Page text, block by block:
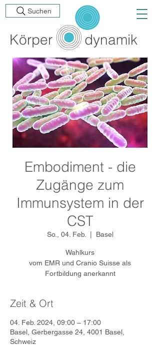
Körper dynamik
Suchen
Embodiment - die
Zugänge zum
Immunsystem in der
CST
So., 04. Feb. Basel
Wahlkurs
vom EMR und Cranio Suisse als
Fortbildung anerkannt
Zeit & Ort
04. Feb. 2024, 09:00 – 17:00
Basel, Gerbergasse 24, 4001 Basel,
Schweiz